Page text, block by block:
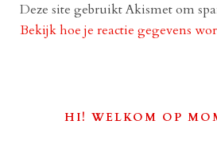
Deze site gebruikt Akismet om
Bekijk hoe je reactie gegevens
HI! WELKOM OP